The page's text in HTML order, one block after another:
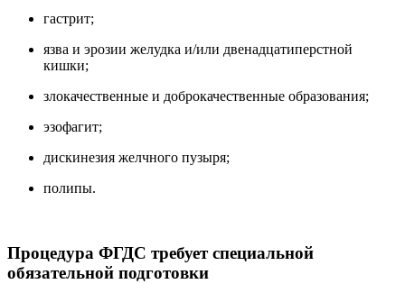
гастрит;
язва и эрозии желудка и/или двенадцатиперстной
кишки;
злокачественные и доброкачественные образования;
эзофагит;
дискинезия желчного пузыря;
полипы.
Процедура ФГДС требует специальной
обязательной подготовки